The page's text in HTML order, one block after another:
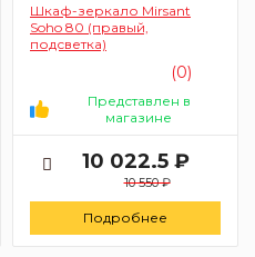
Шкаф-зеркало Mirsant
Soho 80 (правый,
подсветка)
(0)
Представлен в
магазине
10 022.5 ₽
10 550 ₽
Подробнее